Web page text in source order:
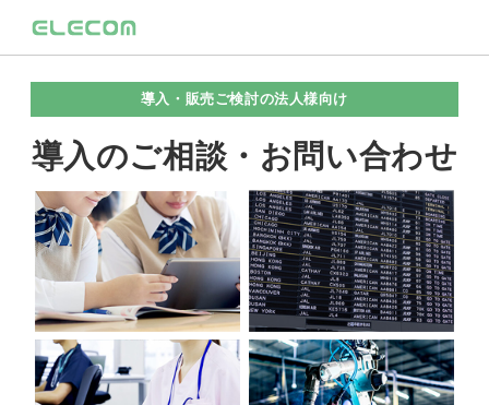
導入・販売ご検討の法人様向け
導入のご相談・お問い合わせ